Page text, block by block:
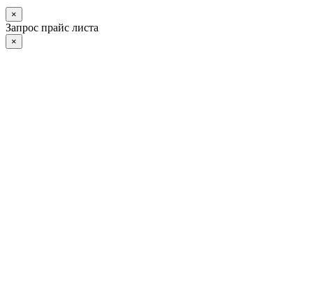
×
Запрос прайс листа
×